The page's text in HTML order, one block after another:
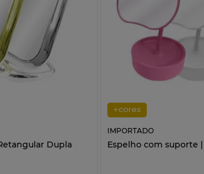
Dupla
+cores
IMPORTADO
Espelho com suporte